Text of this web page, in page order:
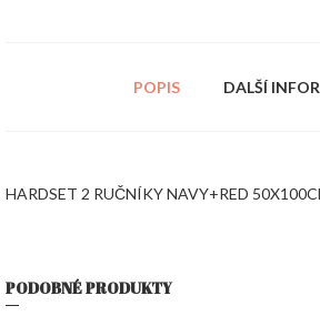
POPIS DALŠÍ
HARDSET 2 RUČNÍKY NAVY+RED
PODOBNÉ PRODUKTY